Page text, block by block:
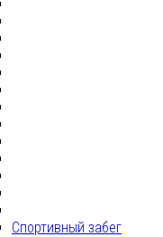
Спортивный забег